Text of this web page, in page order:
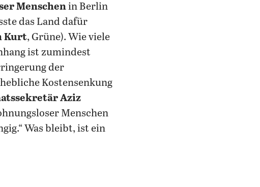
Menschenin Berlin
das Land dafür
Kurt, Grüne). Wie viele
ist zumindest
der
Kostensenkung
Aziz
Menschen
Was bleibt, ist ein